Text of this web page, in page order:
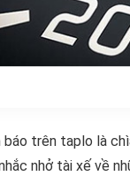
trên taplo là
nhở tài xế về